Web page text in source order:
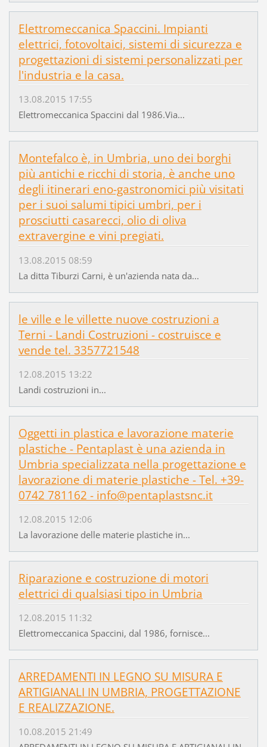
Elettromeccanica Spaccini. Impianti
elettrici, fotovoltaici, sistemi di sicurezza e
progettazioni di sistemi personalizzati per
l'industria e la casa.
13.08.2015 17:55
Elettromeccanica Spaccini dal 1986.Via...
Montefalco è, in Umbria, uno dei borghi
più antichi e ricchi di storia, è anche uno
degli itinerari eno-gastronomici più visitati
per i suoi salumi tipici umbri, per i
prosciutti casarecci, olio di oliva
extravergine e vini pregiati.
13.08.2015 08:59
La ditta Tiburzi Carni, è un'azienda nata da...
le ville e le villette nuove costruzioni a
Terni - Landi Costruzioni - costruisce e
vende tel. 3357721548
12.08.2015 13:22
Landi costruzioni in...
Oggetti in plastica e lavorazione materie
plastiche - Pentaplast è una azienda in
Umbria specializzata nella progettazione e
lavorazione di materie plastiche - Tel. +39­
0742 781162 - info@pentaplastsnc.it
12.08.2015 12:06
La lavorazione delle materie plastiche in...
Riparazione e costruzione di motori
elettrici di qualsiasi tipo in Umbria
12.08.2015 11:32
Elettromeccanica Spaccini, dal 1986, fornisce...
ARREDAMENTI IN LEGNO SU MISURA E
ARTIGIANALI IN UMBRIA, PROGETTAZIONE
E REALIZZAZIONE.
10.08.2015 21:49